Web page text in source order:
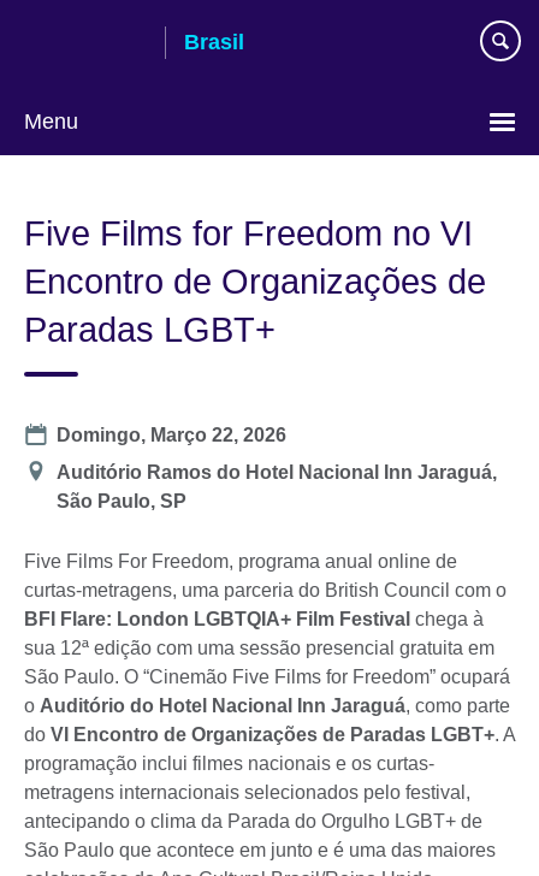
Brasil
Menu
language
Five Films for Freedom no VI
Encontro de Organizações de
Paradas LGBT+
Date
Domingo, Março 22, 2026
Location
Auditório Ramos do Hotel Nacional Inn Jaraguá,
São Paulo, SP
Five Films For Freedom, programa anual online de
curtas-metragens, uma parceria do British Council com o
BFI Flare: London LGBTQIA+ Film Festival chega à
sua 12ª edição com uma sessão presencial gratuita em
São Paulo. O “Cinemão Five Films for Freedom” ocupará
o Auditório do Hotel Nacional Inn Jaraguá, como parte
do VI Encontro de Organizações de Paradas LGBT+. A
programação inclui filmes nacionais e os curtas-
metragens internacionais selecionados pelo festival,
antecipando o clima da Parada do Orgulho LGBT+ de
São Paulo que acontece em junto e é uma das maiores